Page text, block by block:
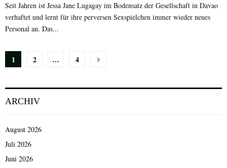
Seit Jahren ist Jessa Jane Lugagay im Bodensatz der Gesellschaft in Davao
verhaftet und lernt für ihre perversen Sexspielchen immer wieder neues
Personal an. Das...
Seitennummerierung
Beiträge
1 2 … 4
ARCHIV
August 2026
Juli 2026
Juni 2026